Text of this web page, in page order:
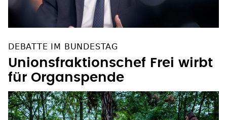
Unionsfraktionschef Frei wirbt
für Organspende